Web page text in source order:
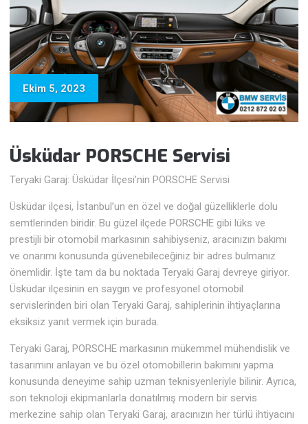
Ekim 5, 2023
Üsküdar PORSCHE Servisi
Teryaki Garaj: Üsküdar İlçesi’nin PORSCHE Servisi
Üsküdar ilçesi, İstanbul’un en özel ve doğal güzelliklerle dolu
semtlerinden biridir. Bu güzel ilçede PORSCHE gibi lüks ve
prestijli bir otomobil markasının sahibiyseniz, aracınızın bakımı
ve onarımı konusunda güvenebileceğiniz bir adres bulmanız
önemlidir. İşte tam da bu noktada Teryaki Garaj devreye giriyor.
Üsküdar ilçesinin en saygın ve profesyonel otomobil
servislerinden biri olan Teryaki Garaj, sahiplerinin ihtiyaçlarına
eksiksiz yanıt vermek için burada.
Teryaki Garaj, PORSCHE markasının mükemmel mühendislik ve
tasarımını anlayan ve bu özel otomobillerin bakımını yapma
konusunda deneyime sahip uzman teknisyenleriyle bilinir. Ayrıca,
son teknoloji ekipmanlarla donatılmış modern bir servis
merkezine sahip olan Teryaki Garaj, aracınızın her türlü ihtiyacını